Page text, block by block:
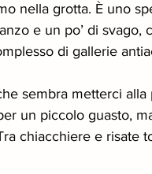
nella grotta. È uno
e un po’ di
di gallerie
sembra metterci
un piccolo guasto,
chiacchiere e risate